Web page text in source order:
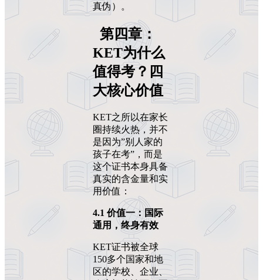
真伪）。
第四章：
KET为什么
值得考？四
大核心价值
KET之所以在家长
圈持续火热，并不
是因为”别人家的
孩子在考”，而是
这个证书本身具备
真实的含金量和实
用价值：
4.1 价值一：国际
通用，终身有效
KET证书被全球
150多个国家和地
区的学校、企业、